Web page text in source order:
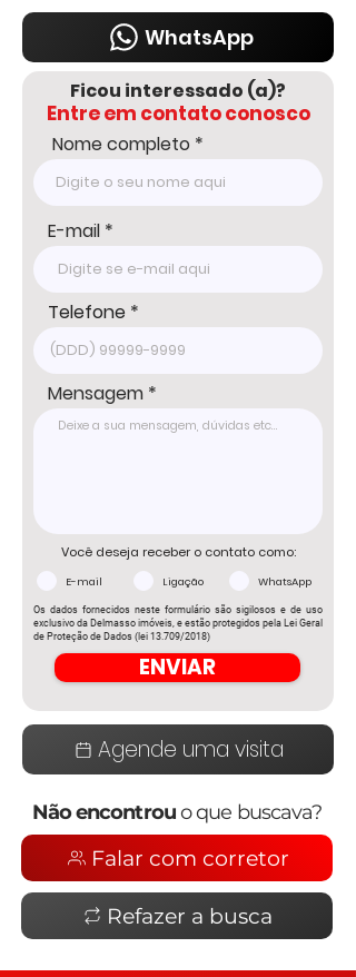
- Aquecedor em toda casa;
- Campo de areia;
- Fibra ótica;
- Portão automático;
Valor R$ 1.300.000,00
Agende sua visita!
DELMASSO IMÓVEIS - DESDE 1980
Tel: 15 3241.2846
WhatsApp: 15 98178-0158
www.delmassoimoveis.com.br
WhatsApp
Ficou interessado (a)?
Entre em contato conosco
Nome completo
E-mail
Telefone
Mensagem
Você deseja receber o contato como:
E-mail Ligação WhatsApp
Os dados fornecidos neste formulário são sigilosos e de uso
exclusivo da Delmasso imóveis, e estão protegidos pela Lei Geral
de Proteção de Dados (lei 13.709/2018)
ENVIAR
Agende uma visita
Não encontrouo que buscava?
Falar com corretor
Refazer a busca